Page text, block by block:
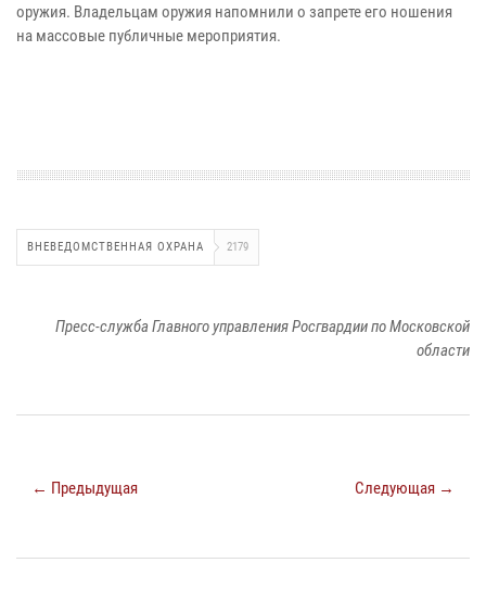
оружия. Владельцам оружия напомнили о запрете его ношения
на массовые публичные мероприятия.
ВНЕВЕДОМСТВЕННАЯ ОХРАНА 2179
Пресс-служба Главного управления Росгвардии по Московской
области
← Предыдущая Следующая →